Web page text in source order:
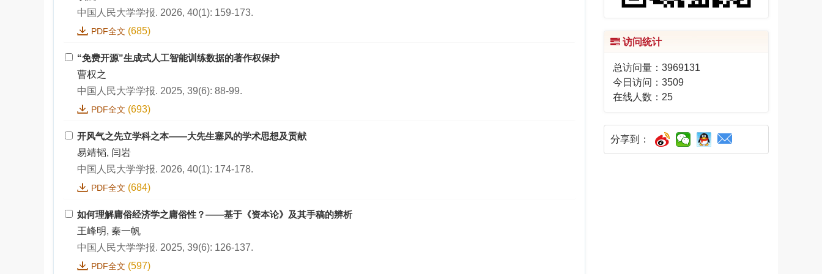
中国人民大学学报. 2026, 40(1): 159-173.
PDF全文 (685)
“免费开源”生成式人工智能训练数据的著作权保护
曹权之
中国人民大学学报. 2025, 39(6): 88-99.
PDF全文 (693)
开风气之先立学科之本——大先生塞风的学术思想及贡献
易靖韬, 闫岩
中国人民大学学报. 2026, 40(1): 174-178.
PDF全文 (684)
如何理解庸俗经济学之庸俗性？——基于《资本论》及其手稿的辨析
王峰明, 秦一帆
中国人民大学学报. 2025, 39(6): 126-137.
PDF全文 (597)
访问统计
总访问量： 3969131
今日访问： 3509
在线人数： 25
分享到：